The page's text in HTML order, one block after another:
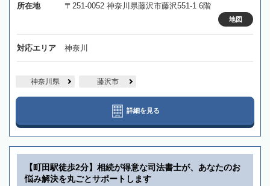
所在地 〒251-0052 神奈川県藤沢市藤沢551-1 6階
地図
対応エリア 神奈川
神奈川県 藤沢市
詳細を見る
【町田駅徒歩2分】相続が得意な司法書士が、あなたのお
悩み解決を丸ごとサポートします